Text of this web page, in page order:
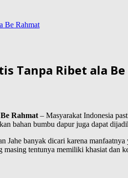
Be Rahmat
Tanpa Ribet ala
Rahmat – Masyarakat Indonesia
bahan bumbu dapur juga dapat
Jahe banyak dicari karena
tentunya memiliki khasiat dan